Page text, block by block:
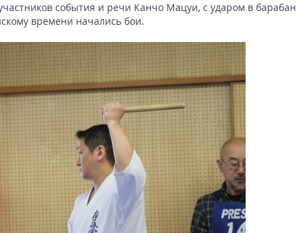
события и речи Канчо Мацуи, с ударом в барабан
времени начались бои.